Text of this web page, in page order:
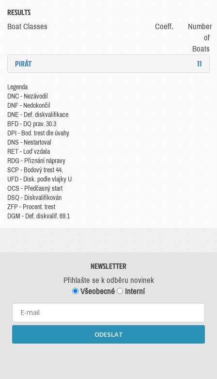
RESULTS
Boat Classes Coeff.
Number
of
Boats
PIRÁT 11
Legenda
DNC - Nezávodil
DNF - Nedokončil
DNE - Def. diskvalifikace
BFD - DQ prav. 30.3
DPI - Bod. trest dle úvahy
DNS - Nestartoval
RET - Loď vzdala
RDG - Přiznání nápravy
SCP - Bodový trest 44.
UFD - Disk. podle vlajky U
OCS - Předčasný start
DSQ - Diskvalifikován
ZFP - Procent. trest
DGM - Def. diskvalif. 69.1
NEWSLETTER
Přihlašte se k odběru novinek
Všeobecné
Interní
ODESLAT